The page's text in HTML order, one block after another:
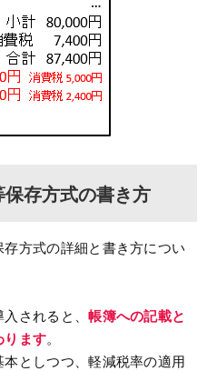
存方式の書き方
方式の詳細と書き方につい
入されると、帳簿への記載と
ります。
としつつ、軽減税率の適用